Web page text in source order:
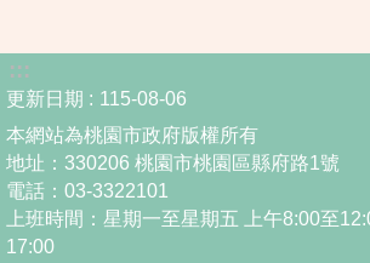
:::
更新日期
115-08-06
本網站為桃園市政府版權所有
地址：330206 桃園市桃園區縣府路1號
電話：03-3322101
上班時間：星期一至星期五 上午8:00至
17:00